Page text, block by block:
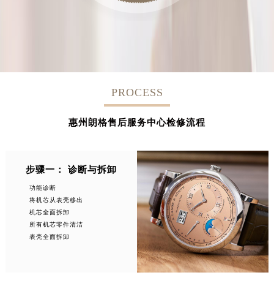
PROCESS
惠州朗格售后服务中心检修流程
步骤一： 诊断与拆卸
功能诊断
将机芯从表壳移出
机芯全面拆卸
所有机芯零件清洁
表壳全面拆卸